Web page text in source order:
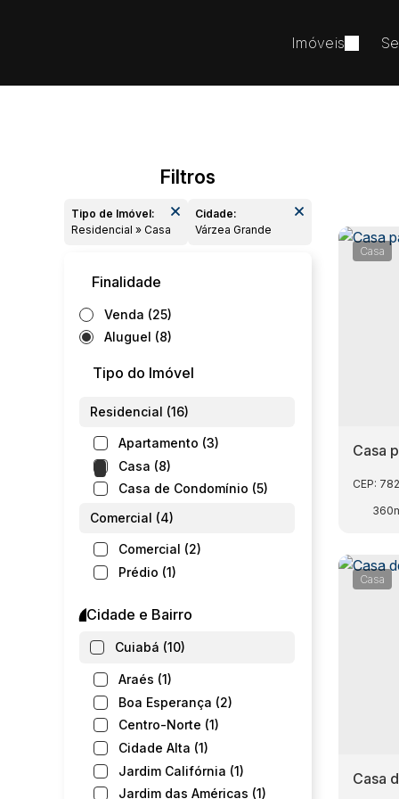
Imóveis
Tipo de Imóvel:
Residencial » Casa
Cidade:
Várzea Grande
Finalidade
Venda (25)
Aluguel (8)
Tipo do Imóvel
Residencial (16)
Apartamento (3)
Casa (8)
Casa de Condomínio (5)
Comercial (4)
Comercial (2)
Prédio (1)
Industrial (1)
Galpão (1)
Cidade e Bairro
Cuiabá (10)
Araés (1)
Boa Esperança (2)
Centro-Norte (1)
Cidade Alta (1)
Jardim Califórnia (1)
Jardim das Américas (1)
Casa
Casa
CEP:
Casa
Casa